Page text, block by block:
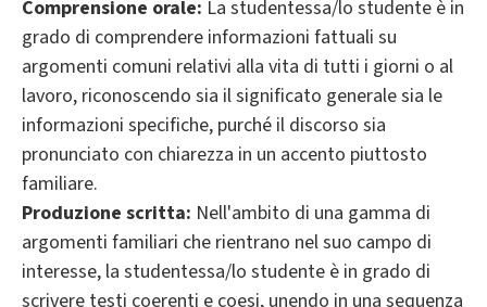
Comprensione orale: La studentessa/lo studente è in
grado di comprendere informazioni fattuali su
argomenti comuni relativi alla vita di tutti i giorni o al
lavoro, riconoscendo sia il significato generale sia le
informazioni specifiche, purché il discorso sia
pronunciato con chiarezza in un accento piuttosto
familiare.
Produzione scritta: Nell'ambito di una gamma di
argomenti familiari che rientrano nel suo campo di
interesse, la studentessa/lo studente è in grado di
scrivere testi coerenti e coesi, unendo in una sequenza